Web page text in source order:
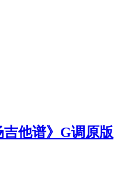
他谱》G调原版